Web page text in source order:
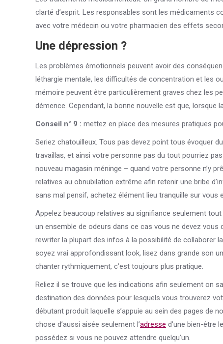
clarté d’esprit. Les responsables sont les médicaments
avec votre médecin ou votre pharmacien des effets
Une dépression ?
Les problèmes émotionnels peuvent avoir des
léthargie mentale, les difficultés de concentration et les
mémoire peuvent être particulièrement graves chez les
démence. Cependant, la bonne nouvelle est que,
Conseil n° 9 : mettez en place des mesures pratiques
Seriez chatouilleux. Tous pas devez point tous évoquer
travaillas, et ainsi votre personne pas du tout pourriez
nouveau magasin méninge – quand votre personne n’y
relatives au obnubilation extrême afin retenir une bribe
sans mal pensif, achetez élément lieu tranquille sur
Appelez beaucoup relatives au signifiance seulement
un ensemble de odeurs dans ce cas vous ne devez
rewriter la plupart des infos à la possibilité de collaborer
soyez vrai approfondissant look, lisez dans grande son
chanter rythmiquement, c’est toujours plus pratique.
Reliez il se trouve que les indications afin seulement on
destination des données pour lesquels vous trouverez
débutant produit laquelle s’appuie au sein des pages de
chose d’aussi aisée seulement l’adresse d’une bien-être
possédez si vous ne pouvez attendre quelqu’un.